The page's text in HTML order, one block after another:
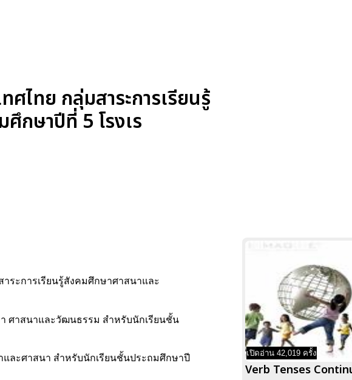
ศไทย กลุ่มสาระการเรียนรู้
กษาปีที่ 5 โรงเร
ระการเรียนรู้สังคมศึกษาศาสนาและ
ศาสนาและวัฒนธรรม สำหรับนักเรียนชั้น
และศาสนา สำหรับนักเรียนชั้นประถมศึกษาปี
เปิดอ่าน 42,019 ครั้ง
Verb Tenses